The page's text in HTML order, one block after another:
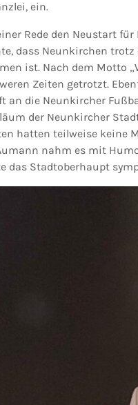
ein.
Rede den Neustart
dass Neunkirchen
ist. Nach dem Motto
Zeiten getrotzt.
an die Neunkircher
der Neunkircher
hatten teilweise keine
nahm es mit
das Stadtoberhaupt